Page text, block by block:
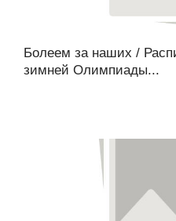
Болеем за наших /
зимней Олимпиады...